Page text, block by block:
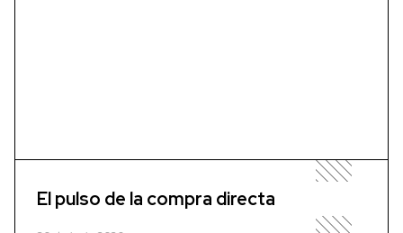
El pulso de la compra directa